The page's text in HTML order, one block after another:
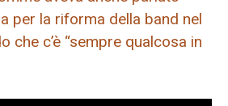
per la riforma della band nel
che c’è “sempre qualcosa in